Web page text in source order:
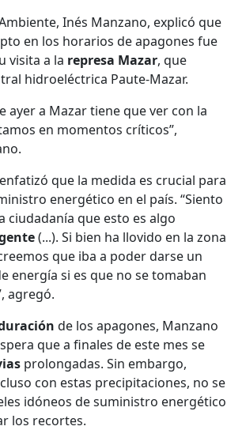
Inés Manzano, explicó que
en los horarios de apagones fue
visita a la represa Mazar, que
hidroeléctrica Paute-Mazar.
ayer a Mazar tiene que ver con la
en momentos críticos”,
que la medida es crucial para
energético en el país. “Siento
ciudadanía que esto es algo
(...). Si bien ha llovido en la zona
que iba a poder darse un
energía si es que no se tomaban
agregó.
de los apagones, Manzano
que a finales de este mes se
prolongadas. Sin embargo,
con estas precipitaciones, no se
idóneos de suministro energético
los recortes.